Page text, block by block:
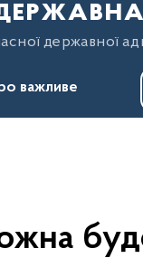
державної
важливе